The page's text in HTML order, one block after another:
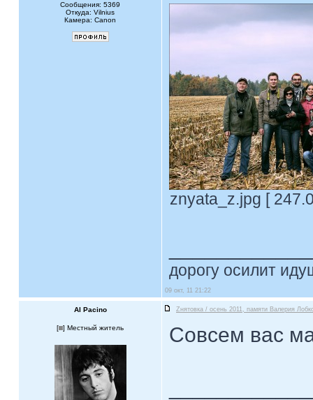
Сообщения: 5369
Откуда: Vilnius
Камера: Canon
znyata_z.jpg [
дорогу осилит
09 окт, 11 21:22
Al Pacino Zнятовка / осень 2011, памяти Валерия
[ ] Местный житель Совсем вас